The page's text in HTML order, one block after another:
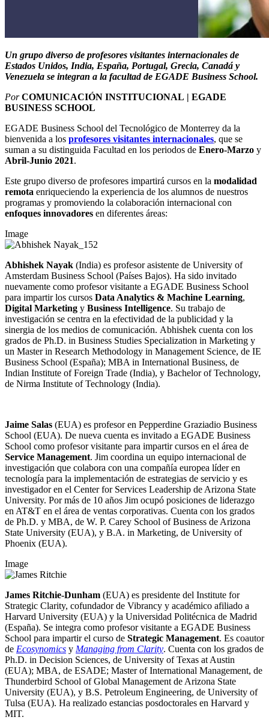
Un grupo diverso de profesores visitantes internacionales de
Estados Unidos, India, España, Portugal, Grecia, Canadá y
Venezuela se integran a la facultad de EGADE Business School.
Por COMUNICACIÓN INSTITUCIONAL | EGADE
BUSINESS SCHOOL
EGADE Business School del Tecnológico de Monterrey da la
bienvenida a los profesores visitantes internacionales, que se
suman a su distinguida Facultad en los periodos de Enero-Marzo y
Abril-Junio 2021.
Este grupo diverso de profesores impartirá cursos en la modalidad
remota enriqueciendo la experiencia de los alumnos de nuestros
programas y promoviendo la colaboración internacional con
enfoques innovadores en diferentes áreas:
Image
Abhishek Nayak (India) es profesor asistente de University of
Amsterdam Business School (Países Bajos). Ha sido invitado
nuevamente como profesor visitante a EGADE Business School
para impartir los cursos Data Analytics & Machine Learning,
Digital Marketing y Business Intelligence. Su trabajo de
investigación se centra en la efectividad de la publicidad y la
sinergia de los medios de comunicación. Abhishek cuenta con los
grados de Ph.D. in Business Studies Specialization in Marketing y
un Master in Research Methodology in Management Science, de IE
Business School (España); MBA in International Business, de
Indian Institute of Foreign Trade (India), y Bachelor of Technology,
de Nirma Institute of Technology (India).
Jaime Salas (EUA) es profesor en Pepperdine Graziadio Business
School (EUA). De nueva cuenta es invitado a EGADE Business
School como profesor visitante para impartir cursos en el área de
Service Management. Jim coordina un equipo internacional de
investigación que colabora con una compañía europea líder en
tecnología para la implementación de estrategias de servicio y es
investigador en el Center for Services Leadership de Arizona State
University. Por más de 10 años Jim ocupó posiciones de liderazgo
en AT&T en el área de ventas corporativas. Cuenta con los grados
de Ph.D. y MBA, de W. P. Carey School of Business de Arizona
State University (EUA), y B.A. in Marketing, de University of
Phoenix (EUA).
Image
James Ritchie-Dunham (EUA) es presidente del Institute for
Strategic Clarity, cofundador de Vibrancy y académico afiliado a
Harvard University (EUA) y la Universidad Politécnica de Madrid
(España). Se integra como profesor visitante a EGADE Business
School para impartir el curso de Strategic Management. Es coautor
de Ecosynomics y Managing from Clarity. Cuenta con los grados de
Ph.D. in Decision Sciences, de University of Texas at Austin
(EUA); MBA, de ESADE; Master of International Management, de
Thunderbird School of Global Management de Arizona State
University (EUA), y B.S. Petroleum Engineering, de University of
Tulsa (EUA). Ha realizado estancias posdoctorales en Harvard y
MIT.